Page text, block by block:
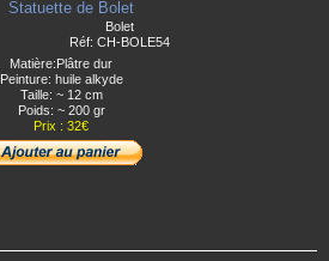
Bolet
Réf: CH-BOLE54
Matière:Plâtre dur
Peinture: huile alkyde
Taille: ~ 12 cm
Poids: ~ 200 gr
Prix : 32€